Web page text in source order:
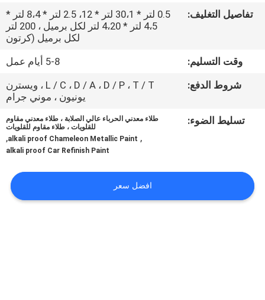
مراقبة
الجودة
اتصل
أخبار
اقتباس
تفاصيل التغليف:
0.5 لتر * 30،1 لتر * 12، 2.5 لتر * 8،4 لتر *
4،5 لتر * 4،20 لتر لكل برميل ، 200 لتر
لكل برميل (كرتون
وقت التسليم:
5-8 أيام عمل
شروط الدفع:
L / C ، D / A ، D / P ، T / T ، ويسترن
يونيون ، موني جرام
تسليط الضوء:
طلاء معدني الحرباء عالي الصلابة ، طلاء معدني مقاوم
للقلويات ، طلاء مقاوم للقلويات
,
alkali proof Chameleon Metallic Paint
,
alkali proof Car Refinish Paint
افضل سعر